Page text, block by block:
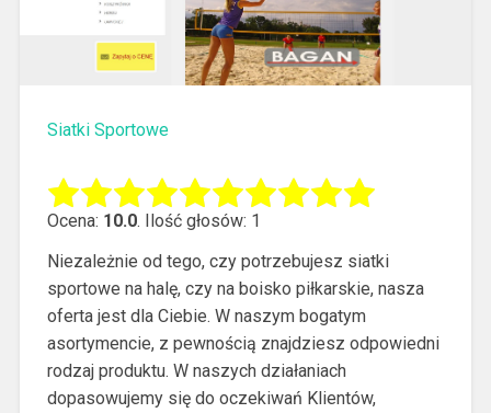
Siatki Sportowe
Ocena: 10.0. Ilość głosów: 1
Niezależnie od tego, czy potrzebujesz siatki
sportowe na halę, czy na boisko piłkarskie, nasza
oferta jest dla Ciebie. W naszym bogatym
asortymencie, z pewnością znajdziesz odpowiedni
rodzaj produktu. W naszych działaniach
dopasowujemy się do oczekiwań Klientów,